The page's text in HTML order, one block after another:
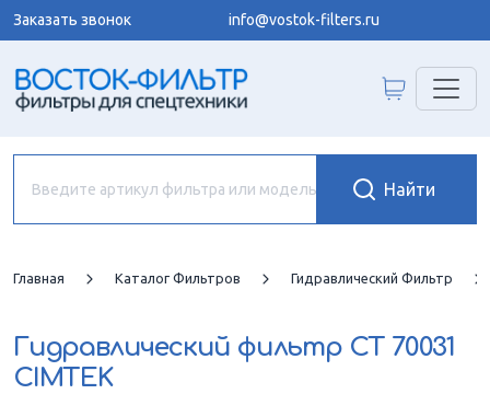
Заказать звонок info@vostok-filters.ru
Главная Каталог Фильтров Гидравлический Фильтр
Гидравлический фильтр CT 70031
CIMTEK